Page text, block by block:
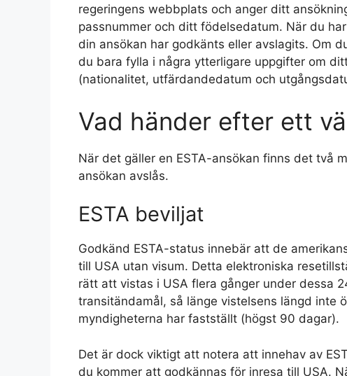
regeringens webbplats och anger ditt
passnummer och ditt födelsedatum. När du
din ansökan har godkänts eller avslagits. Om
du bara fylla i några ytterligare uppgifter om
(nationalitet, utfärdandedatum och
Vad händer efter ett
När det gäller en ESTA-ansökan finns det två
ansökan avslås.
ESTA beviljat
Godkänd ESTA-status innebär att de
till USA utan visum. Detta elektroniska
rätt att vistas i USA flera gånger under dessa
transitändamål, så länge vistelsens längd inte
myndigheterna har fastställt (högst 90 dagar).
Det är dock viktigt att notera att innehav av
du kommer att godkännas för inresa till USA.